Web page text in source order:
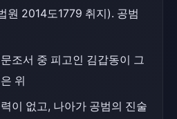
원 2014도1779 취지). 공범
조서 중 피고인 김갑동이 그
위
이 없고, 나아가 공범의 진술